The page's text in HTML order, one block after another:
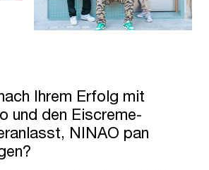
Ihrem Erfolg mit
und den Eiscreme-
NINAO pan